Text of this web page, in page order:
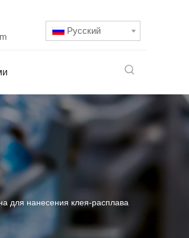
Pусский
для нанесения клея-расплава